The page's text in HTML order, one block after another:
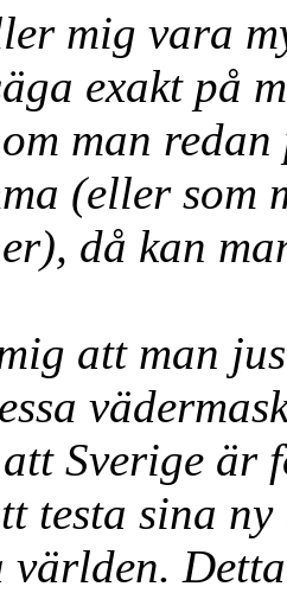
mig vara
exakt på
man
(eller som
då kan
att man
Sverige är
testa sina